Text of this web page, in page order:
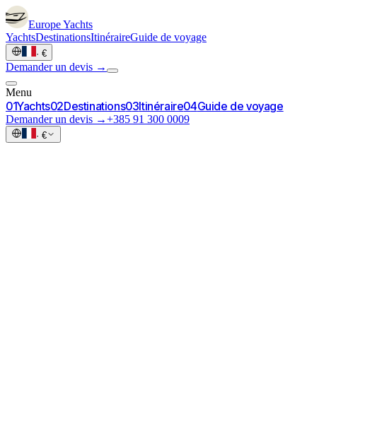
EuropeYachts
YachtsDestinationsItinéraireGuide de voyage
· €
Demander un devis →
Menu
01Yachts02Destinations03Itinéraire04Guide de voyage
Demander un devis →+385 91 300 0009
· €